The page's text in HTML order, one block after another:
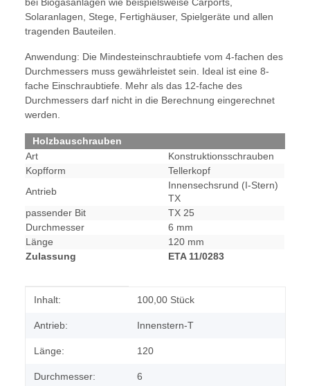
Solaranlagen, Stege, Fertighäuser, Spielgeräte und allen
tragenden Bauteilen.
Anwendung: Die Mindesteinschraubtiefe vom 4-fachen des
Durchmessers muss gewährleistet sein. Ideal ist eine 8-
fache Einschraubtiefe. Mehr als das 12-fache des
Durchmessers darf nicht in die Berechnung eingerechnet
werden.
Holzbauschrauben
Art
Konstruktionsschrauben
Kopfform
Tellerkopf
Antrieb
Innensechsrund (I-Stern)
TX
passender Bit
TX 25
Durchmesser
6 mm
Länge
120 mm
Zulassung
ETA 11/0283
Produkteigenschaft
Wert
Inhalt: 100,00 Stück
Antrieb: Innenstern-T
Länge: 120
Durchmesser: 6